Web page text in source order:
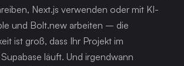
Next.js verwenden oder mit KI-
und Bolt.new arbeiten – die
ist groß, dass Ihr Projekt im
läuft. Und irgendwann